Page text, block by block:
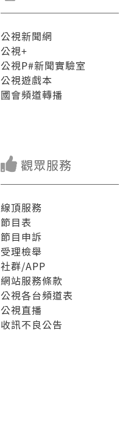
公視新聞網
公視+
公視P#新聞實驗室
公視遊戲本
國會頻道轉播
觀眾服務
線頂服務
節目表
節目申訴
受理檢舉
社群/APP
網站服務條款
公視各台頻道表
公視直播
收訊不良公告